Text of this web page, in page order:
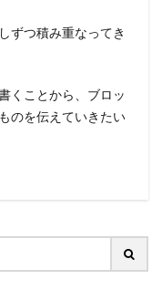
ずつ積み重なってき
くことから、ブロッ
のを伝えていきたい